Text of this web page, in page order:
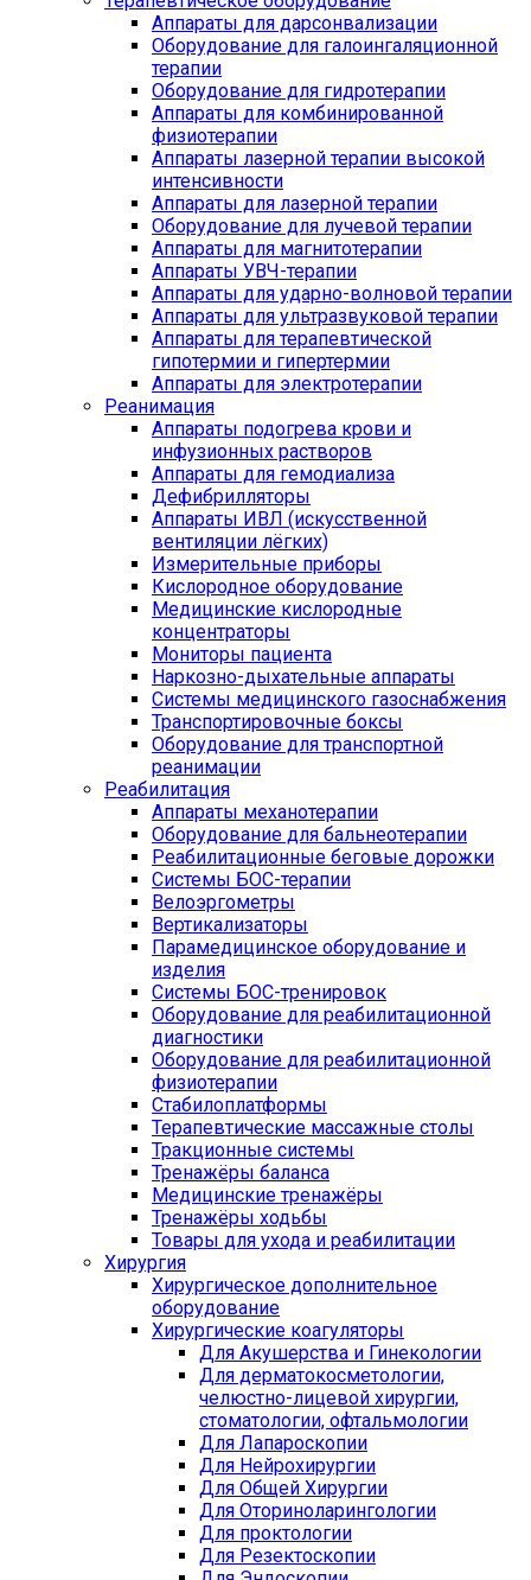
Аппараты для дарсонвализации
Оборудование для галоингаляционной
терапии
Оборудование для гидротерапии
Аппараты для комбинированной
физиотерапии
Аппараты лазерной терапии высокой
интенсивности
Аппараты для лазерной терапии
Оборудование для лучевой терапии
Аппараты для магнитотерапии
Аппараты УВЧ-терапии
Аппараты для ударно-волновой терапии
Аппараты для ультразвуковой терапии
Аппараты для терапевтической
гипотермии и гипертермии
Аппараты для электротерапии
Реанимация
Аппараты подогрева крови и
инфузионных растворов
Аппараты для гемодиализа
Дефибрилляторы
Аппараты ИВЛ (искусственной
вентиляции лёгких)
Измерительные приборы
Кислородное оборудование
Медицинские кислородные
концентраторы
Мониторы пациента
Наркозно-дыхательные аппараты
Системы медицинского газоснабжения
Транспортировочные боксы
Оборудование для транспортной
реанимации
Реабилитация
Аппараты механотерапии
Оборудование для бальнеотерапии
Реабилитационные беговые дорожки
Системы БОС-терапии
Велоэргометры
Вертикализаторы
Парамедицинское оборудование и
изделия
Системы БОС-тренировок
Оборудование для реабилитационной
диагностики
Оборудование для реабилитационной
физиотерапии
Стабилоплатформы
Терапевтические массажные столы
Тракционные системы
Тренажёры баланса
Медицинские тренажёры
Тренажёры ходьбы
Товары для ухода и реабилитации
Хирургия
Хирургическое дополнительное
оборудование
Хирургические коагуляторы
Для Акушерства и Гинекологии
Для дерматокосметологии,
челюстно-лицевой хирургии,
стоматологии, офтальмологии
Для Лапароскопии
Для Нейрохирургии
Для Общей Хирургии
Для Оториноларингологии
Для проктологии
Для Резектоскопии